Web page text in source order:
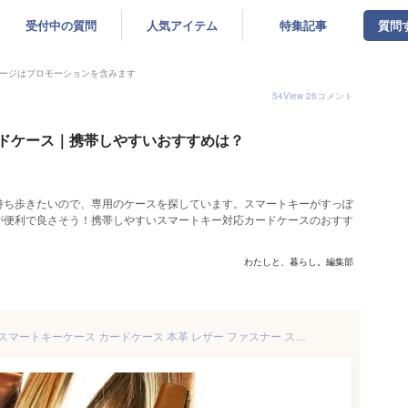
受付中の質問 人気アイテム 特集記事 質問
ジはプロモーションを含みます
54View 26コメント
ケース｜携帯しやすいおすすめは？
歩きたいので、専用のケースを探しています。スマートキーがすっぽ
利で良さそう！携帯しやすいスマートキー対応カードケースのおすす
わたしと、暮らし。編集部